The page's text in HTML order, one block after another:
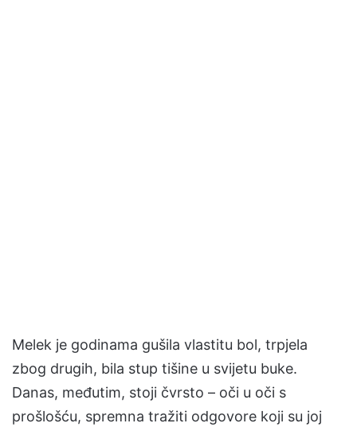
Melek je godinama gušila vlastitu bol, trpjela
zbog drugih, bila stup tišine u svijetu buke.
Danas, međutim, stoji čvrsto – oči u oči s
prošlošću, spremna tražiti odgovore koji su joj